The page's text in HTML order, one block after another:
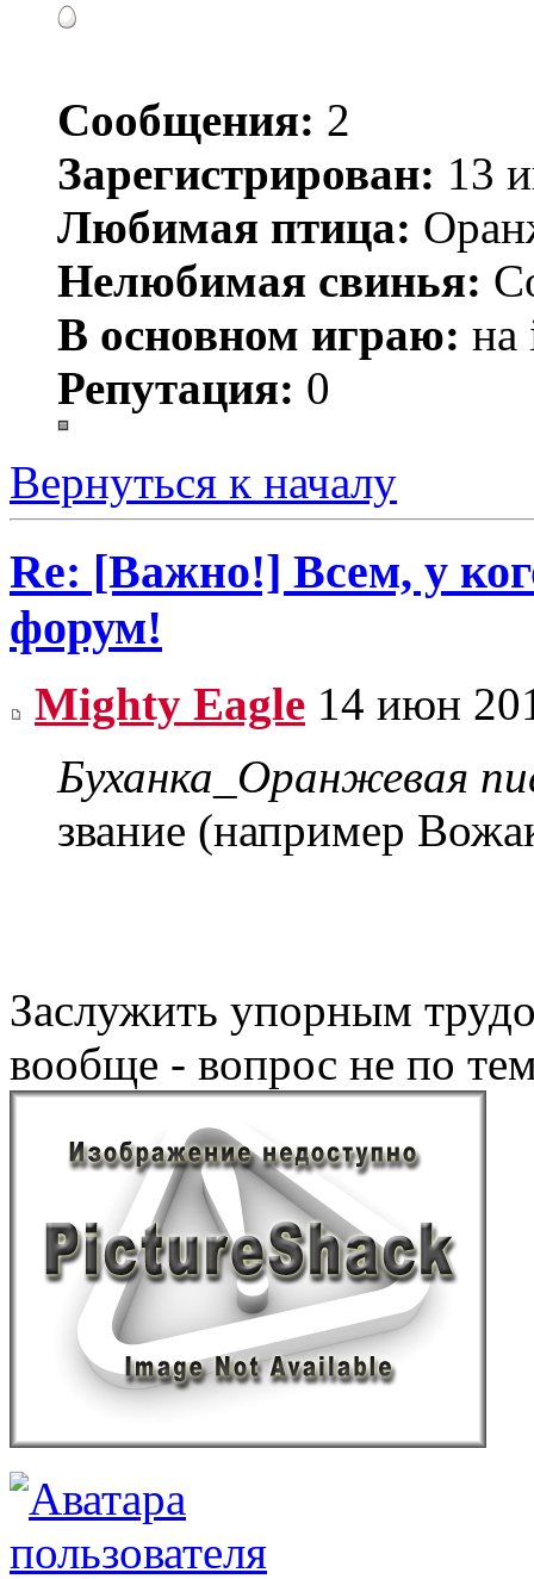
Сообщения: 2
Зарегистрирован: 13
Любимая птица:
Нелюбимая свинья:
В основном играю: на
Репутация: 0
Вернуться к началу
Re: [Важно!] Всем, у
форум!
Mighty Eagle 14 июн
Буханка_Оранжевая
звание (например
Заслужить упорным
вообще - вопрос не по